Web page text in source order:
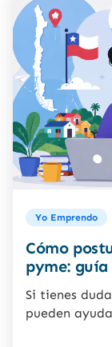
Yo Emprendo
Cómo
pyme:
Si tienes
pueden